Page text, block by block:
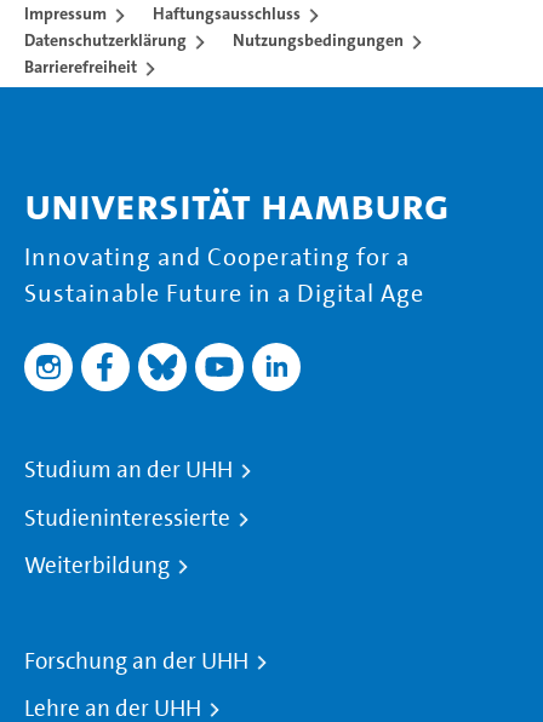
Impressum
Haftungsausschluss
Datenschutzerklärung
Nutzungsbedingungen
Barrierefreiheit
Universität Hamburg
Innovating and Cooperating for a
Sustainable Future in a Digital Age
Studium an der UHH
Studieninteressierte
Weiterbildung
Forschung an der UHH
Lehre an der UHH